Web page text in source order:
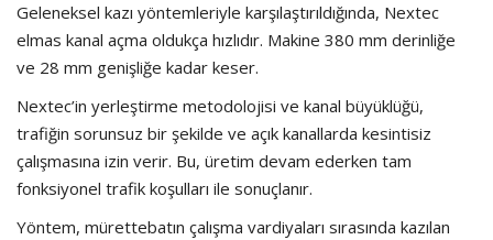
Geleneksel kazı yöntemleriyle karşılaştırıldığında, Nextec
elmas kanal açma oldukça hızlıdır. Makine 380 mm derinliğe
ve 28 mm genişliğe kadar keser.
Nextec’in yerleştirme metodolojisi ve kanal büyüklüğü,
trafiğin sorunsuz bir şekilde ve açık kanallarda kesintisiz
çalışmasına izin verir. Bu, üretim devam ederken tam
fonksiyonel trafik koşulları ile sonuçlanır.
Yöntem, mürettebatın çalışma vardiyaları sırasında kazılan